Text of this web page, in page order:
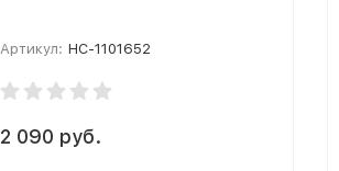
Артикул: НС-1101652
2 090 руб.